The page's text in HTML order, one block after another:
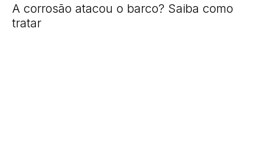
A corrosão atacou o barco? Saiba como
tratar